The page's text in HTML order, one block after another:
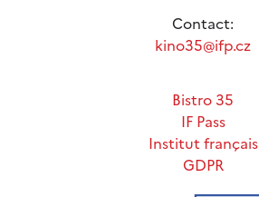
Contact:
kino35@ifp.cz
Bistro 35
IF Pass
Institut français
GDPR